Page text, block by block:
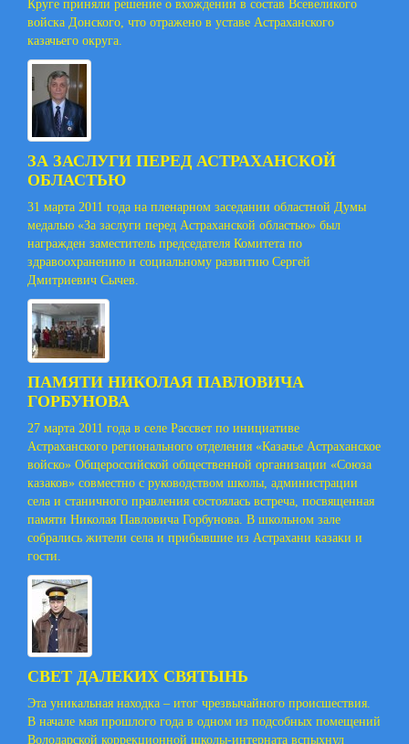
Круге приняли решение о вхождении в состав Всевеликого
войска Донского, что отражено в уставе Астраханского
казачьего округа.
ЗА ЗАСЛУГИ ПЕРЕД АСТРАХАНСКОЙ
ОБЛАСТЬЮ
31 марта 2011 года на пленарном заседании областной Думы
медалью «За заслуги перед Астраханской областью» был
награжден заместитель председателя Комитета по
здравоохранению и социальному развитию Сергей
Дмитриевич Сычев.
ПАМЯТИ НИКОЛАЯ ПАВЛОВИЧА
ГОРБУНОВА
27 марта 2011 года в селе Рассвет по инициативе
Астраханского регионального отделения «Казачье Астраханское
войско» Общероссийской общественной организации «Союза
казаков» совместно с руководством школы, администрации
села и станичного правления состоялась встреча, посвященная
памяти Николая Павловича Горбунова. В школьном зале
собрались жители села и прибывшие из Астрахани казаки и
гости.
СВЕТ ДАЛЕКИХ СВЯТЫНЬ
Эта уникальная находка – итог чрезвычайного происшествия.
В начале мая прошлого года в одном из подсобных помещений
Володарской коррекционной школы-интерната вспыхнул